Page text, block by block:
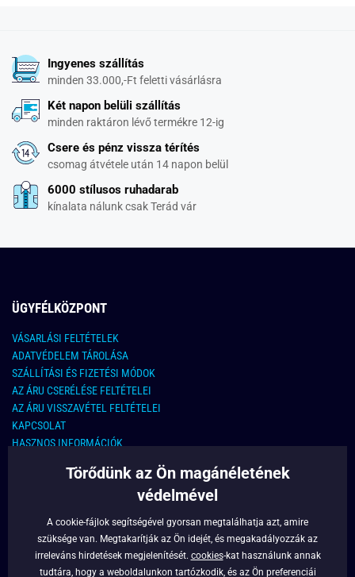
Ingyenes szállítás
minden 33.000,-Ft feletti vásárlásra
Két napon belüli szállítás
minden raktáron lévő termékre 12-ig
Csere és pénz vissza térítés
csomag átvétele után 14 napon belül
6000 stílusos ruhadarab
kínalata nálunk csak Terád vár
ÜGYFÉLKÖZPONT
VÁSARLÁSI FELTÉTELEK
ADATVÉDELEM TÁROLÁSA
SZÁLLÍTÁSI ÉS FIZETÉSI MÓDOK
AZ ÁRU CSERÉLÉSE FELTÉTELEI
AZ ÁRU VISSZAVÉTEL FELTÉTELEI
KAPCSOLAT
HASZNOS INFORMÁCIÓK
KAPCSOLAT
info@legyferfi.hu
FONTOS INFORMÁCIÓK
Törődünk az Ön magánéletének
védelmével
A cookie-fájlok segítségével gyorsan megtalálhatja azt, amire
szüksége van. Megtakarítják az Ön idejét, és megakadályozzák az
irreleváns hirdetések megjelenítését. cookies-kat használunk annak
tudtára, hogy a weboldalunkon tartózkodik, és az Ön preferenciái